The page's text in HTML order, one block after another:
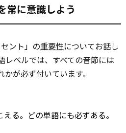
常に意識しよう
ント」の重要性についてお話し
レベルでは、すべての音節には
が必ず付いています。
る。どの単語にも必ずある。